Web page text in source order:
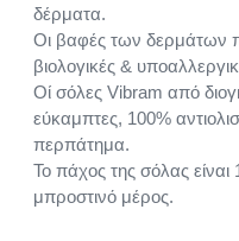
δέρματα.
Οι βαφές των δερμάτων
βιολογικές &
Οί σόλες Vibram από
εύκαμπτες, 100%
περπάτημα.
Το πάχος της σόλας
μπροστινό μέρος.